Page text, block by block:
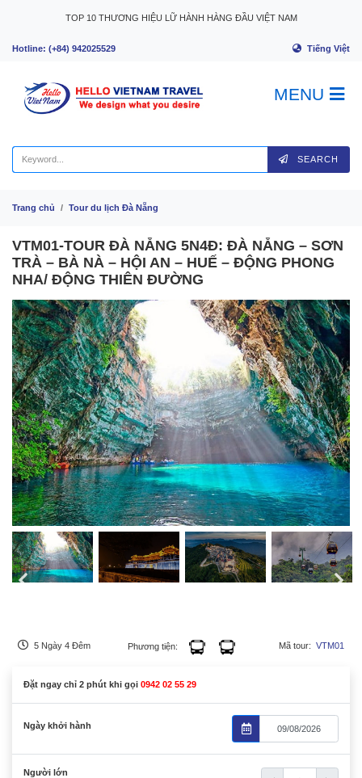
TOP 10 THƯƠNG HIỆU LỮ HÀNH HÀNG ĐẦU VIỆT NAM
Hotline: (+84) 942025529 Tiếng Việt
MENU
SEARCH
Trang chủ Tour du lịch Đà Nẵng
VTM01-TOUR ĐÀ NẴNG 5N4Đ: ĐÀ NẴNG – SƠN
TRÀ – BÀ NÀ – HỘI AN – HUẾ – ĐỘNG PHONG
NHA/ ĐỘNG THIÊN ĐƯỜNG
5 Ngày 4 Đêm Phương tiện: Mã tour: VTM01
Đặt ngay chỉ 2 phút khi gọi 0942 02 55 29
Ngày khởi hành
Người lớn